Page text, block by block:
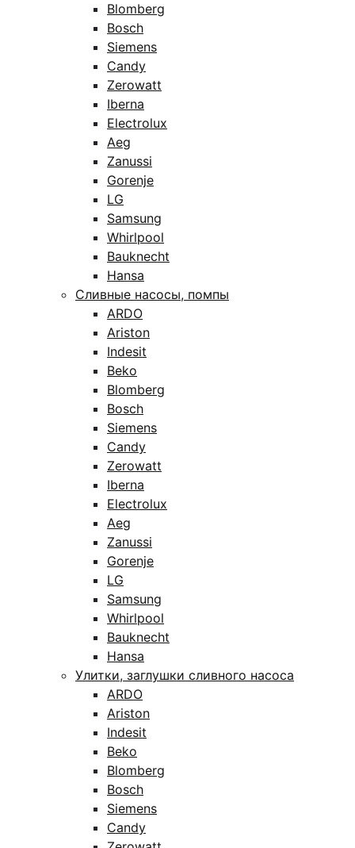
Blomberg
Bosch
Siemens
Candy
Zerowatt
Iberna
Electrolux
Aeg
Zanussi
Gorenje
LG
Samsung
Whirlpool
Bauknecht
Hansa
Сливные насосы, помпы
ARDO
Ariston
Indesit
Beko
Blomberg
Bosch
Siemens
Candy
Zerowatt
Iberna
Electrolux
Aeg
Zanussi
Gorenje
LG
Samsung
Whirlpool
Bauknecht
Hansa
Улитки, заглушки сливного насоса
ARDO
Ariston
Indesit
Beko
Blomberg
Bosch
Siemens
Candy